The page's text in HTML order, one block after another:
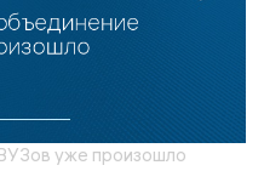
уже произошло